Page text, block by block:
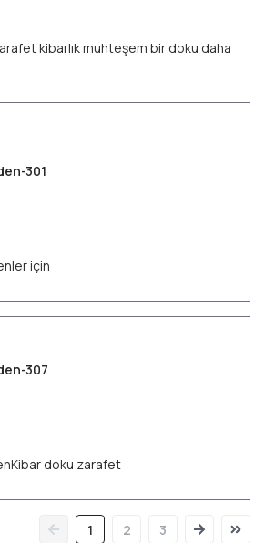
kibarlık muhteşem bir doku daha
301
için
307
doku zarafet
1 2 3